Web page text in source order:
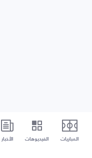
المباريات الفيديوهات الأخبار